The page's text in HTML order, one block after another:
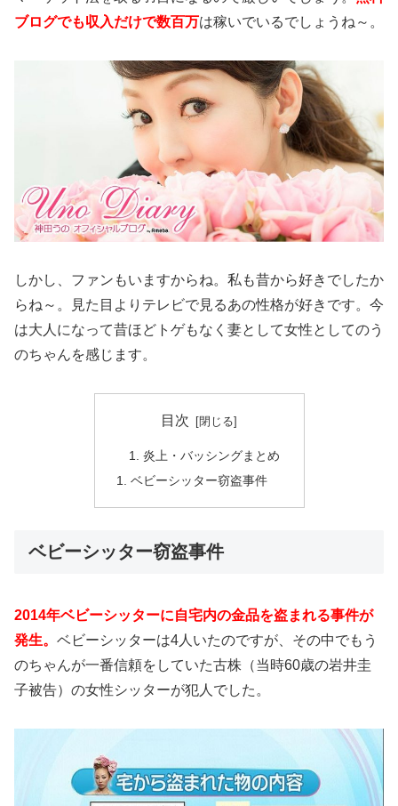
ブログでも収入だけで数百万は稼いでいるでしょうね～。
しかし、ファンもいますからね。私も昔から好きでしたか
らね～。見た目よりテレビで見るあの性格が好きです。今
は大人になって昔ほどトゲもなく妻として女性としてのう
のちゃんを感じます。
目次
炎上・バッシングまとめ
ベビーシッター窃盗事件
ベビーシッター窃盗事件
2014年ベビーシッターに自宅内の金品を盗まれる事件が
発生。 ベビーシッターは4人いたのですが、その中でもう
のちゃんが一番信頼をしていた古株（当時60歳の岩井圭
子被告）の女性シッターが犯人でした。